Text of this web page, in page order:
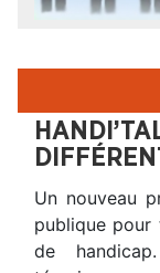
Un nouveau
publique pour
de